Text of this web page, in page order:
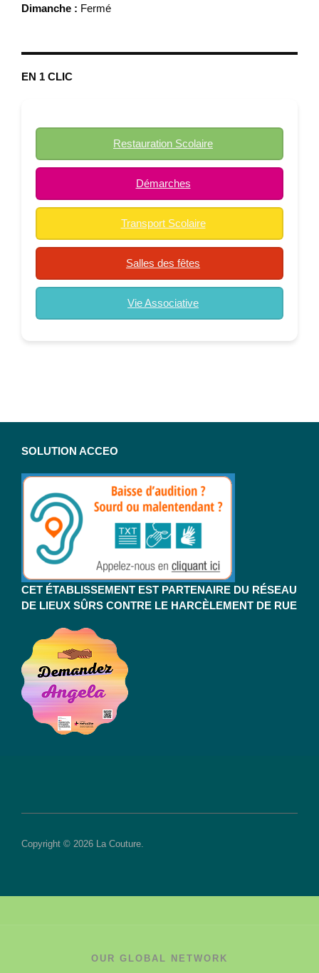
Dimanche : Fermé
EN 1 CLIC
Restauration Scolaire
Démarches
Transport Scolaire
Salles des fêtes
Vie Associative
SOLUTION ACCEO
CET ÉTABLISSEMENT EST PARTENAIRE DU RÉSEAU
DE LIEUX SÛRS CONTRE LE HARCÈLEMENT DE RUE
Copyright © 2026 La Couture.
OUR GLOBAL NETWORK